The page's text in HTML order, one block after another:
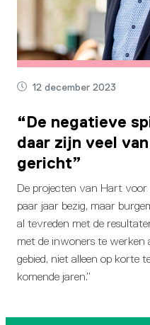
12 december 2023
“De negatieve
daar zijn veel
gericht”
De projecten van Hart voor
paar jaar bezig, maar
al tevreden met de
met de inwoners te werken
gebied, niet alleen op korte
komende jaren.”